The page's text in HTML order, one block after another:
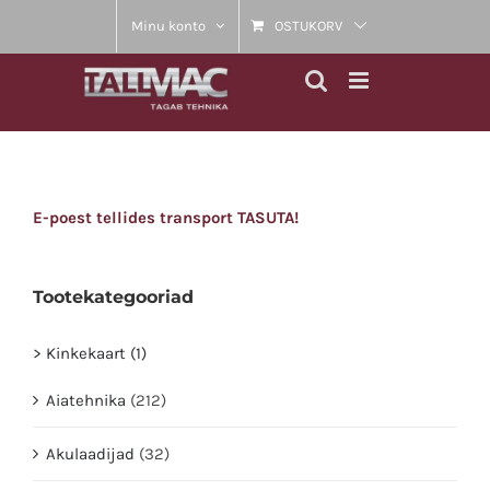
Minu konto OSTUKORV
E-poest tellides transport TASUTA!
Tootekategooriad
> Kinkekaart (1)
Aiatehnika (212)
Akulaadijad (32)